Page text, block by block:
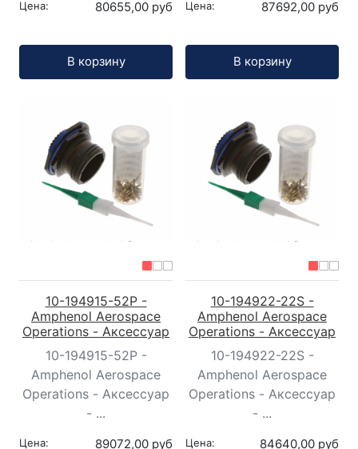
Цена: 80655,00 руб
В корзину
Цена: 87692,00 руб
В корзину
10-194915-52P -
Amphenol Aerospace
Operations - Аксессуар
10-194915-52P -
Amphenol Aerospace
Operations - Аксессуар
- ...
Цена: 89072,00 руб
10-194922-22S -
Amphenol Aerospace
Operations - Аксессуар
10-194922-22S -
Amphenol Aerospace
Operations - Аксессуар
- ...
Цена: 84640,00 руб